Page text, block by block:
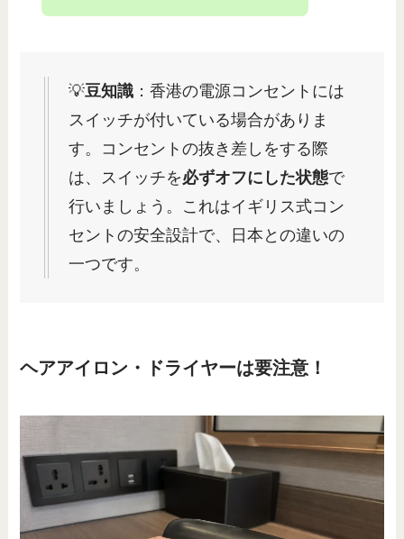
💡豆知識 ：香港の電源コンセントには
スイッチが付いている場合がありま
す。コンセントの抜き差しをする際
は、スイッチを必ずオフにした状態で
行いましょう。これはイギリス式コン
セントの安全設計で、日本との違いの
一つです。
ヘアアイロン・ドライヤーは要注意！